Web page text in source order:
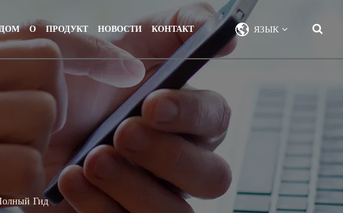
ЯЗЫК
О ПРОДУКТ НОВОСТИ КОНТАКТ
Гид